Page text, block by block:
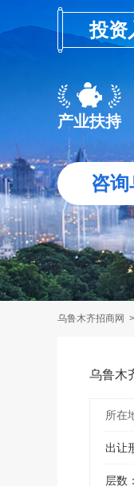
投资
产业扶持
咨
乌鲁木齐招商网 >
乌鲁木
所在
出让
层数：